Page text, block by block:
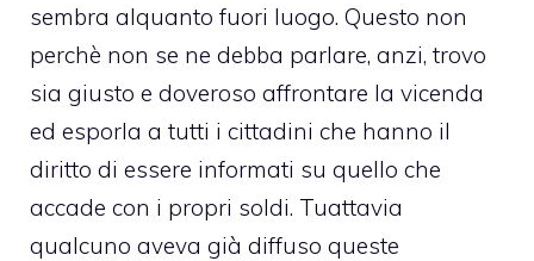
sembra alquanto fuori luogo. Questo non
perchè non se ne debba parlare, anzi, trovo
sia giusto e doveroso affrontare la vicenda
ed esporla a tutti i cittadini che hanno il
diritto di essere informati su quello che
accade con i propri soldi. Tuattavia
qualcuno aveva già diffuso queste